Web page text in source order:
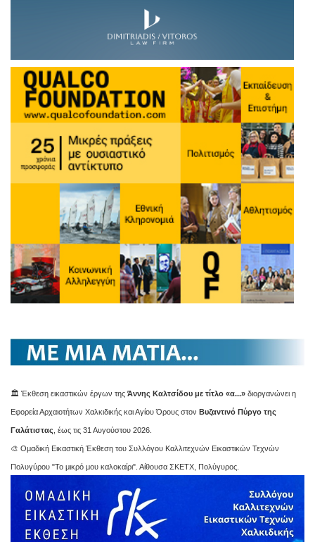
🏛️ Έκθεση εικαστικών έργων της Άννης Καλτσίδου με τίτλο «α...» διοργανώνει η
Εφορεία Αρχαιοτήτων Χαλκιδικής και Αγίου Όρους στον Βυζαντινό Πύργο της
Γαλάτιστας , έως τις 31 Αυγούστου 2026.
🎨 Ομαδική Εικαστική Έκθεση του Συλλόγου Καλλιτεχνών Εικαστικών Τεχνών
Πολυγύρου "Το μικρό μου καλοκαίρι". Αίθουσα ΣΚΕΤΧ, Πολύγυρος.